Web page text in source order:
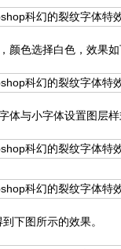
颜色选择白色，效果如
体与小字体设置图层样
下图所示的效果。